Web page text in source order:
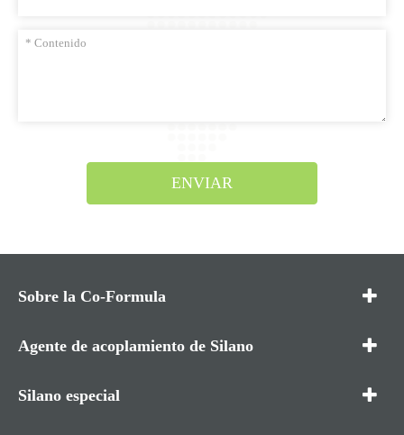
ENVIAR
Sobre la Co-Formula
Agente de acoplamiento de Silano
Silano especial